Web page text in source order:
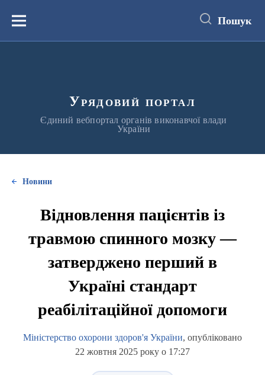
вмістуМеню Пошук
Урядовий портал
Єдиний вебпортал органів виконавчої влади
України
Новини
Відновлення пацієнтів із
травмою спинного мозку —
затверджено перший в
Україні стандарт
реабілітаційної допомоги
Міністерство охорони здоров'я України, опубліковано
22 жовтня 2025 року о 17:27